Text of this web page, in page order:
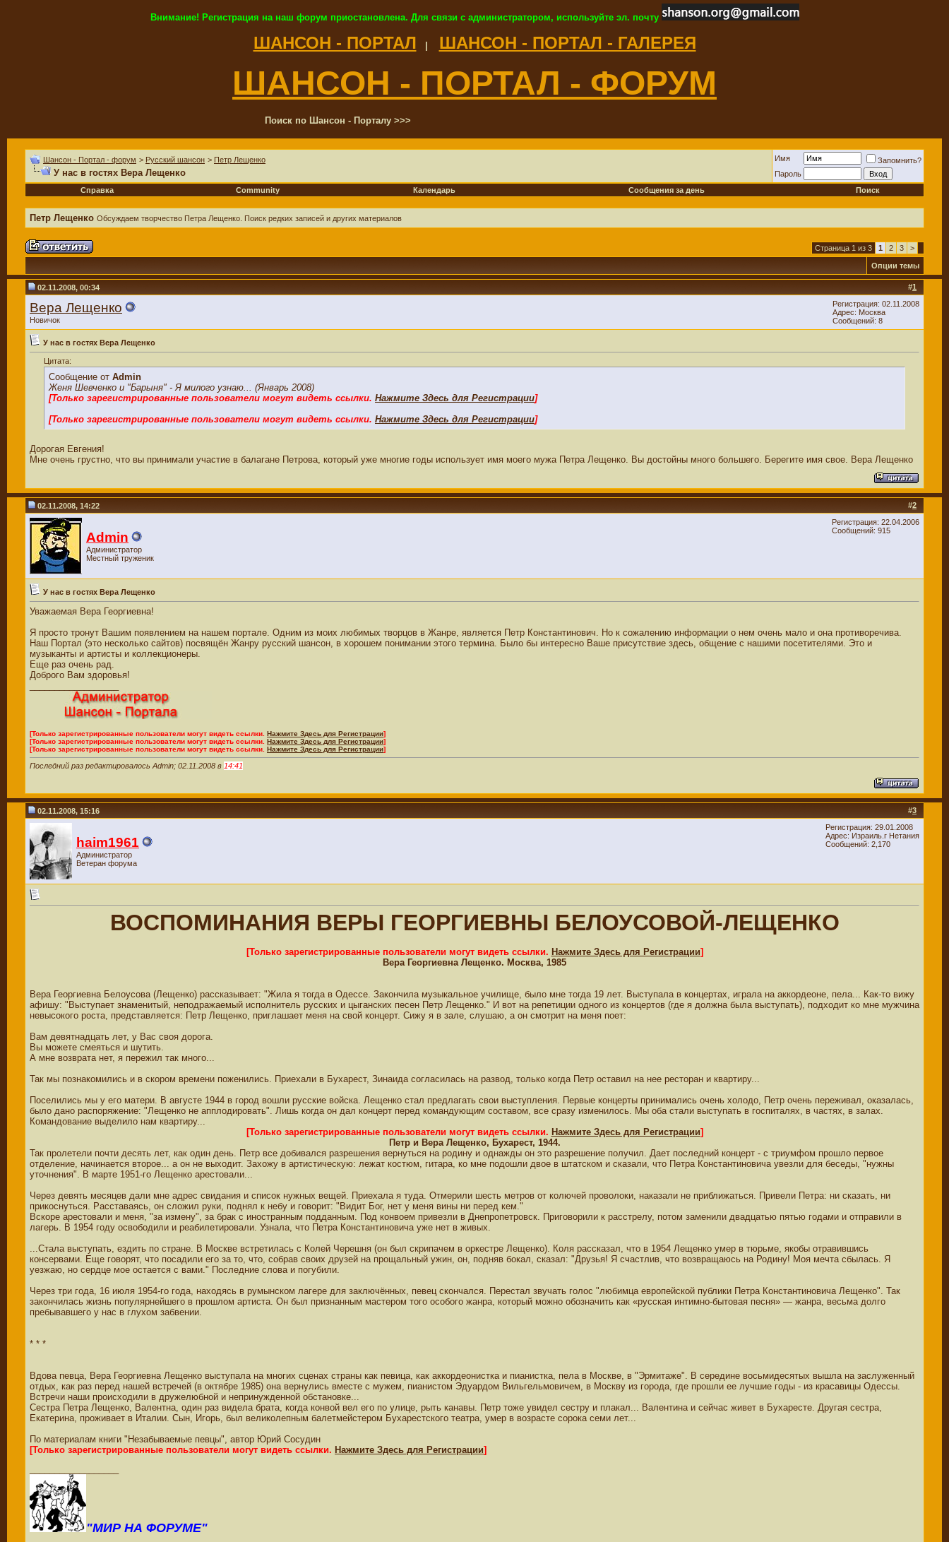
Внимание! Регистрация на наш форум приостановлена. Для связи с администратором, используйте эл. почту
ШАНСОН - ПОРТАЛ ШАНСОН - ПОРТАЛ - ГАЛЕРЕЯ
ШАНСОН - ПОРТАЛ - ФОРУМ
Поиск по Шансон - Порталу >>>
Шансон - Портал - форум > Русский шансон > Петр Лещенко
У нас в гостях Вера Лещенко
Имя
Запомнить?
Пароль
Справка
Community Календарь Сообщения за день Поиск
Петр Лещенко Обсуждаем творчество Петра Лещенко. Поиск редких записей и других материалов
Страница 1 из 3 1 2 3 >
Опции темы
#1
02.11.2008, 00:34
Вера Лещенко
Новичок
Регистрация: 02.11.2008
Адрес: Москва
Сообщений: 8
У нас в гостях Вера Лещенко
Цитата:
Сообщение от Admin
Женя Шевченко и "Барыня" - Я милого узнаю... (Январь 2008)
[Только зарегистрированные пользователи могут видеть ссылки. Нажмите Здесь для Регистрации]
[Только зарегистрированные пользователи могут видеть ссылки. Нажмите Здесь для Регистрации]
Дорогая Евгения!
Мне очень грустно, что вы принимали участие в балагане Петрова, который уже многие годы использует имя моего мужа Петра Лещенко. Вы достойны много большего. Берегите имя свое. Вера Лещенко
#2
02.11.2008, 14:22
Admin
Администратор
Местный труженик
Регистрация: 22.04.2006
Сообщений: 915
У нас в гостях Вера Лещенко
Уважаемая Вера Георгиевна!
Я просто тронут Вашим появлением на нашем портале. Одним из моих любимых творцов в Жанре, является Петр Константинович. Но к сожалению информации о нем очень мало и она противоречива.
Наш Портал (это несколько сайтов) посвящён Жанру русский шансон, в хорошем понимании этого термина. Было бы интересно Ваше присутствие здесь, общение с нашими посетителями. Это и
музыканты и артисты и коллекционеры.
Еще раз очень рад.
Доброго Вам здоровья!
[Только зарегистрированные пользователи могут видеть ссылки. Нажмите Здесь для Регистрации]
[Только зарегистрированные пользователи могут видеть ссылки. Нажмите Здесь для Регистрации]
[Только зарегистрированные пользователи могут видеть ссылки. Нажмите Здесь для Регистрации]
Последний раз редактировалось Admin; 02.11.2008 в 14:41
#3
02.11.2008, 15:16
haim1961
Администратор
Ветеран форума
Регистрация: 29.01.2008
Адрес: Израиль.г Нетания
Сообщений: 2,170
ВОСПОМИНАНИЯ ВЕРЫ ГЕОРГИЕВНЫ БЕЛОУСОВОЙ-ЛЕЩЕНКО
[Только зарегистрированные пользователи могут видеть ссылки. Нажмите Здесь для Регистрации]
Вера Георгиевна Лещенко. Москва, 1985
Вера Георгиевна Белоусова (Лещенко) рассказывает: "Жила я тогда в Одессе. Закончила музыкальное училище, было мне тогда 19 лет. Выступала в концертах, играла на аккордеоне, пела... Как-то вижу
афишу: "Выступает знаменитый, неподражаемый исполнитель русских и цыганских песен Петр Лещенко." И вот на репетиции одного из концертов (где я должна была выступать), подходит ко мне мужчина
невысокого роста, представляется: Петр Лещенко, приглашает меня на свой концерт. Сижу я в зале, слушаю, а он смотрит на меня поет:
Вам девятнадцать лет, у Вас своя дорога.
Вы можете смеяться и шутить.
А мне возврата нет, я пережил так много...
Так мы познакомились и в скором времени поженились. Приехали в Бухарест, Зинаида согласилась на развод, только когда Петр оставил на нее ресторан и квартиру...
Поселились мы у его матери. В августе 1944 в город вошли русские войска. Лещенко стал предлагать свои выступления. Первые концерты принимались очень холодо, Петр очень переживал, оказалась,
было дано распоряжение: "Лещенко не апплодировать". Лишь когда он дал концерт перед командующим составом, все сразу изменилось. Мы оба стали выступать в госпиталях, в частях, в залах.
Командование выделило нам квартиру...
[Только зарегистрированные пользователи могут видеть ссылки. Нажмите Здесь для Регистрации]
Петр и Вера Лещенко, Бухарест, 1944.
Так пролетели почти десять лет, как один день. Петр все добивался разрешения вернуться на родину и однажды он это разрешение получил. Дает последний концерт - с триумфом прошло первое
отделение, начинается второе... а он не выходит. Захожу в артистическую: лежат костюм, гитара, ко мне подошли двое в штатском и сказали, что Петра Константиновича увезли для беседы, "нужны
уточнения". В марте 1951-го Лещенко арестовали...
Через девять месяцев дали мне адрес свидания и список нужных вещей. Приехала я туда. Отмерили шесть метров от колючей проволоки, наказали не приближаться. Привели Петра: ни сказать, ни
прикоснуться. Расставаясь, он сложил руки, поднял к небу и говорит: "Видит Бог, нет у меня вины ни перед кем."
Вскоре арестовали и меня, "за измену", за брак с иностранным подданным. Под конвоем привезли в Днепропетровск. Приговорили к расстрелу, потом заменили двадцатью пятью годами и отправили в
лагерь. В 1954 году освободили и реабилетировали. Узнала, что Петра Константиновича уже нет в живых.
...Стала выступать, ездить по стране. В Москве встретилась с Колей Черешня (он был скрипачем в оркестре Лещенко). Коля рассказал, что в 1954 Лещенко умер в тюрьме, якобы отравившись
консервами. Еще говорят, что посадили его за то, что, собрав своих друзей на прощальный ужин, он, подняв бокал, сказал: "Друзья! Я счастлив, что возвращаюсь на Родину! Моя мечта сбылась. Я
уезжаю, но сердце мое остается с вами." Последние слова и погубили.
Через три года, 16 июля 1954-го года, находясь в румынском лагере для заключённых, певец скончался. Перестал звучать голос "любимца европейской публики Петра Константиновича Лещенко". Так
закончилась жизнь популярнейшего в прошлом артиста. Он был признанным мастером того особого жанра, который можно обозначить как «русская интимно-бытовая песня» — жанра, весьма долго
пребывавшего у нас в глухом забвении.
* * *
Вдова певца, Вера Георгиевна Лещенко выступала на многих сценах страны как певица, как аккордеонистка и пианистка, пела в Москве, в "Эрмитаже". В середине восьмидесятых вышла на заслуженный
отдых, как раз перед нашей встречей (в октябре 1985) она вернулись вместе с мужем, пианистом Эдуардом Вильгельмовичем, в Москву из города, где прошли ее лучшие годы - из красавицы Одессы.
Встречи наши происходили в дружелюбной и непринужденной обстановке...
Сестра Петра Лещенко, Валентна, один раз видела брата, когда конвой вел его по улице, рыть канавы. Петр тоже увидел сестру и плакал... Валентина и сейчас живет в Бухаресте. Другая сестра,
Екатерина, проживает в Италии. Сын, Игорь, был великолепным балетмейстером Бухарестского театра, умер в возрасте сорока семи лет...
По материалам книги "Незабываемые певцы", автор Юрий Сосудин
[Только зарегистрированные пользователи могут видеть ссылки. Нажмите Здесь для Регистрации]
"МИР НА ФОРУМЕ"